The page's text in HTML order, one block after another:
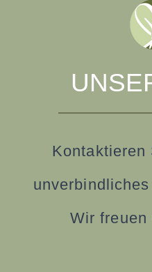
Kontaktieren
Wir freuen